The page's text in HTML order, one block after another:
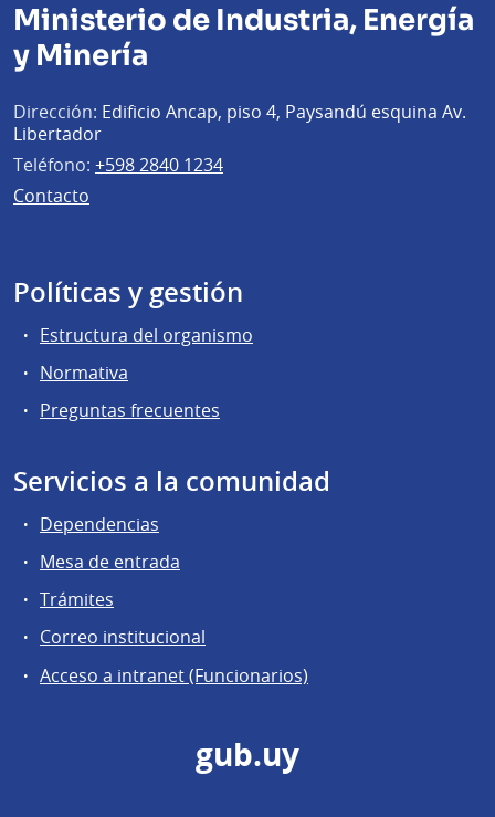
Ministerio de Industria, Energía
y Minería
Dirección: Edificio Ancap, piso 4, Paysandú esquina Av.
Libertador
Teléfono: +598 2840 1234
Contacto
Políticas y gestión
Estructura del organismo
Normativa
Preguntas frecuentes
Servicios a la comunidad
Dependencias
Mesa de entrada
Trámites
Correo institucional
Acceso a intranet (Funcionarios)
gub.uy